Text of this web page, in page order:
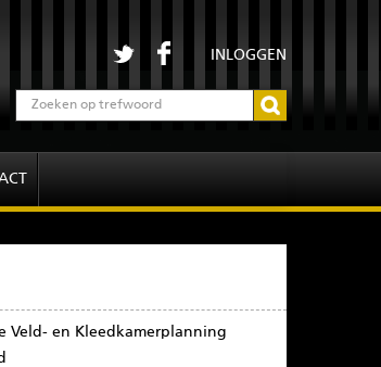
INLOGGEN
Veld- en Kleedkamerplanning